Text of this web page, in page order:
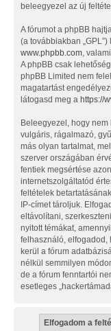
beleegyezel az új
A fórumot a phpBB
(a továbbiakban
www.phpbb.com ,
A phpBB csak
phpBB Limited nem
magatartást
látogasd meg a https://
Beleegyezel, hogy nem
vulgáris, rágalmazó,
más olyan tartalmat,
szerver országában
fentiek megsértése
internetszolgáltatód
feltételek
IP-címet tároljuk.
eltávolítani,
nyitott témákat,
felhasználó, elfogadod,
kerül a fórum
nélkül semmilyen
de a fórum fenntartói
esetleges